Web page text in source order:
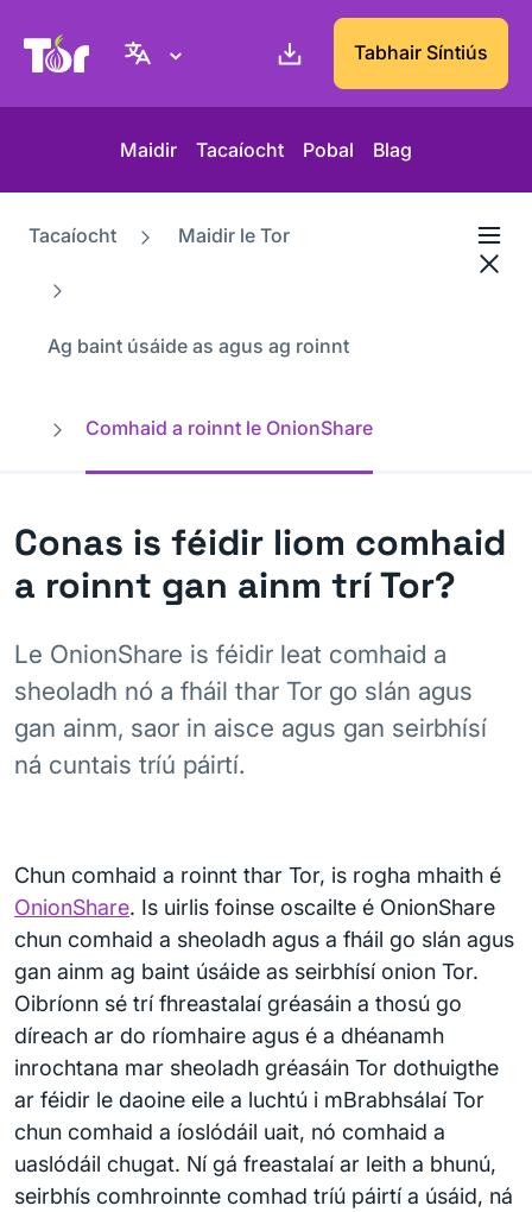
Suíomh Gréasáin Thionscadal TorTabhair Síntiús
Maidir Tacaíocht Pobal Blag
Tacaíocht Maidir le Tor
Ag baint úsáide as agus ag roinnt
Comhaid a roinnt le OnionShare
Conas is féidir liom comhaid
a roinnt gan ainm trí Tor?
Le OnionShare is féidir leat comhaid a
sheoladh nó a fháil thar Tor go slán agus
gan ainm, saor in aisce agus gan seirbhísí
ná cuntais tríú páirtí.
Chun comhaid a roinnt thar Tor, is rogha mhaith é
OnionShare. Is uirlis foinse oscailte é OnionShare
chun comhaid a sheoladh agus a fháil go slán agus
gan ainm ag baint úsáide as seirbhísí onion Tor.
Oibríonn sé trí fhreastalaí gréasáin a thosú go
díreach ar do ríomhaire agus é a dhéanamh
inrochtana mar sheoladh gréasáin Tor dothuigthe
ar féidir le daoine eile a luchtú i mBrabhsálaí Tor
chun comhaid a íoslódáil uait, nó comhaid a
uaslódáil chugat. Ní gá freastalaí ar leith a bhunú,
seirbhís comhroinnte comhad tríú páirtí a úsáid, ná